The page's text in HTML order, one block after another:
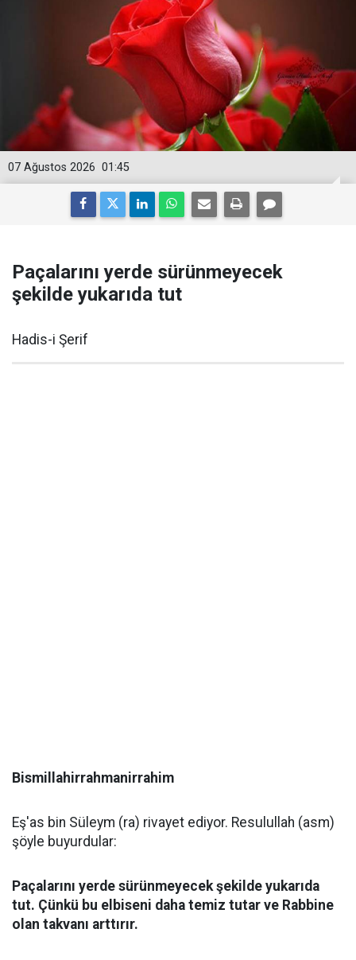
01:45
07 Ağustos 2026
Paçalarını yerde sürünmeyecek
şekilde yukarıda tut
Hadis-i Şerif
Bismillahirrahmanirrahim
Eş'as bin Süleym (ra) rivayet ediyor. Resulullah (asm)
şöyle buyurdular:
Paçalarını yerde sürünmeyecek şekilde yukarıda
tut. Çünkü bu elbiseni daha temiz tutar ve Rabbine
olan takvanı arttırır.